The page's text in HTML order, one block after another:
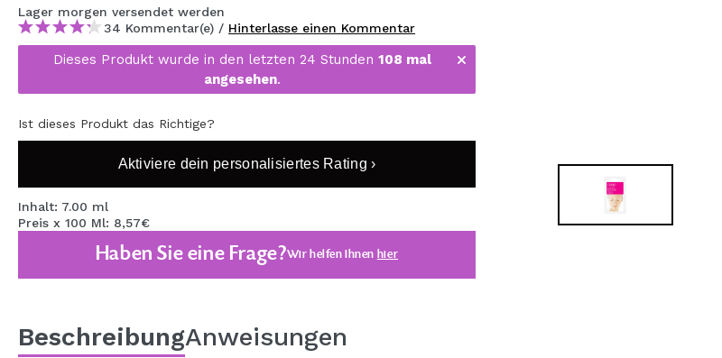
MAQUIFARMA
KOREA ZONE
TRAVEL SIZE
NATURE
SPECIALS
OUTLET
SIE SIND ZURÜCKGEKEHRT!
BLOG
Lager morgen versendet werden
34 Kommentar(e) / Hinterlasse einen Kommentar
Dieses Produkt wurde in den letzten 24 Stunden 108 mal
angesehen.
Ist dieses Produkt das Richtige?
Aktiviere dein personalisiertes Rating ›
Inhalt: 7.00 ml
Preis x 100 Ml: 8,57€
Haben Sie eine Frage?Wir helfen Ihnen hier
BeschreibungAnweisungen